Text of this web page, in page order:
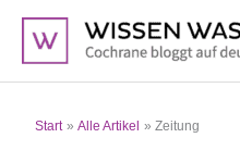
Inhalt
springen
Start Alle Artikel Zeitung